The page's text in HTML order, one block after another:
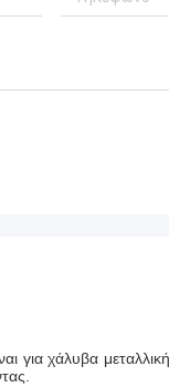
για χάλυβα